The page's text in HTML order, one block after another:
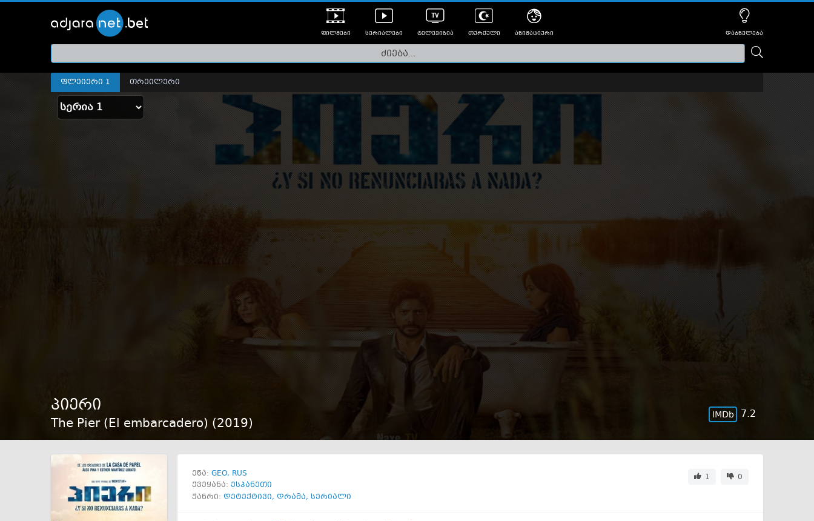
ფილმები
თრეილერები
სერიალები ტელევიზია თურქული ანიმაციური დაბნელება
ფლეიერი 1 თრეილერი
პიერი
The Pier (El embarcadero) (2019)
7.2
ენა: GEO RUS
ქვეყანა: ესპანეთი
1
0
ჟანრი: დეტექტივი, დრამა, სერიალი